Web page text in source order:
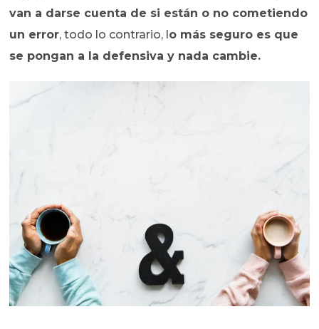
van a darse cuenta de si están o no cometiendo
un error, todo lo contrario, l o más seguro es que
se pongan a la defensiva y nada cambie.